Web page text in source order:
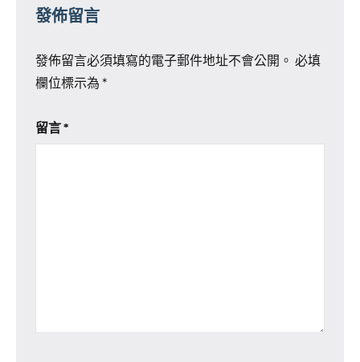
發佈留言
發佈留言必須填寫的電子郵件地址不會公開。 必填
欄位標示為 *
留言*